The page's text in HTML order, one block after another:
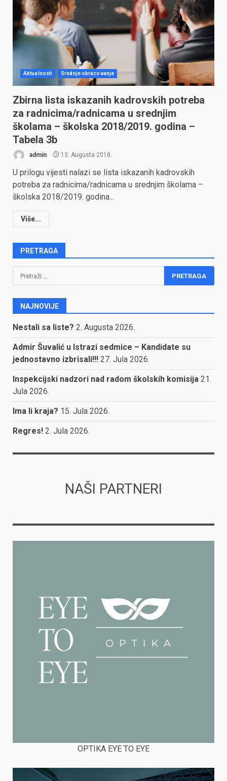
Aktualnosti Srednje obrazovanje
Zbirna lista iskazanih kadrovskih potreba
za radnicima/radnicama u srednjim
školama – školska 2018/2019. godina –
Tabela 3b
admin 13. Augusta 2018.
U prilogu vijesti nalazi se lista iskazanih kadrovskih
potreba za radnicima/radnicama u srednjim školama –
školska 2018/2019. godina...
Više...
PRETRAGA
Pretraga:
NAJNOVIJE
Nestali sa liste? 2. Augusta 2026.
Admir Šuvalić u Istrazi sedmice – Kandidate su
jednostavno izbrisali!!! 27. Jula 2026.
Inspekcijski nadzori nad radom školskih komisija 21.
Jula 2026.
Ima li kraja? 15. Jula 2026.
Regres! 2. Jula 2026.
NAŠI PARTNERI
OPTIKA EYE TO EYE